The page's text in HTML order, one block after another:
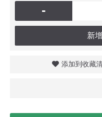
-
新
添加到收藏